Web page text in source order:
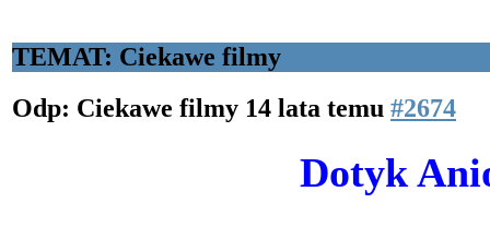
TEMAT: Ciekawe filmy
Odp: Ciekawe filmy 14 lata temu #2674
Dotyk